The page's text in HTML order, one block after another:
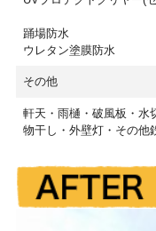
踊場防水
ウレタン塗膜防水
その他
軒天・雨樋・破風板・水
物干し・外壁灯・その他